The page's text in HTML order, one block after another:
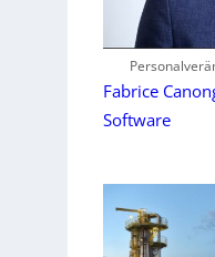
Fabrice
Software